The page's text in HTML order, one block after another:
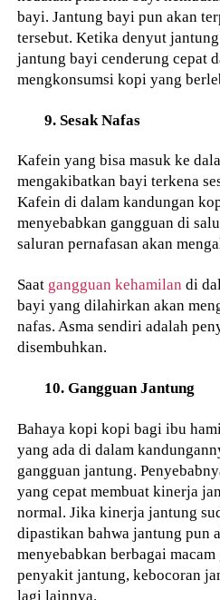
bayi. Jantung bayi pun akan
tersebut. Ketika denyut
jantung bayi cenderung cepat
mengkonsumsi kopi yang
9. Sesak Nafas
Kafein yang bisa masuk ke
mengakibatkan bayi terkena
Kafein di dalam kandungan
menyebabkan gangguan di
saluran pernafasan akan
Saat gangguan kehamilan di
bayi yang dilahirkan akan
nafas. Asma sendiri adalah
disembuhkan.
10. Gangguan Jantung
Bahaya kopi kopi bagi ibu
yang ada di dalam
gangguan jantung.
yang cepat membuat kinerja
normal. Jika kinerja jantung
dipastikan bahwa jantung pun
menyebabkan berbagai
penyakit jantung, kebocoran
lagi lainnya.